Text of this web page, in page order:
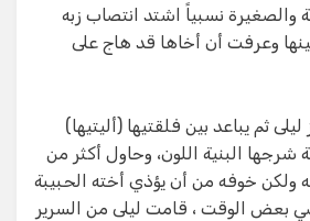
والصغيرة نسبياً اشتد انتصاب زبه
وعرفت أن أخاها قد هاج على
ثم يباعد بين فلقتيها (أليتيها)
شرجها البنية اللون، وحاول أكثر من
ولكن خوفه من أن يؤذي أخته الحبيبة
بعض الوقت ، قامت ليلى من السرير